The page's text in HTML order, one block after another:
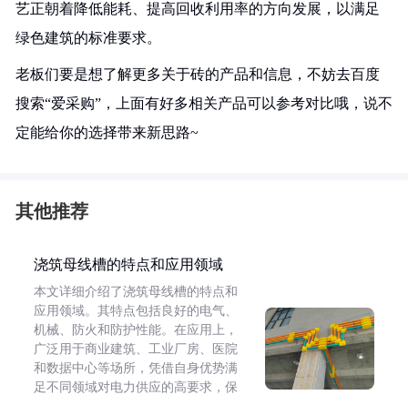
艺正朝着降低能耗、提高回收利用率的方向发展，以满足
绿色建筑的标准要求。
老板们要是想了解更多关于砖的产品和信息，不妨去百度
搜索“爱采购”，上面有好多相关产品可以参考对比哦，说不
定能给你的选择带来新思路~
其他推荐
浇筑母线槽的特点和应用领域
本文详细介绍了浇筑母线槽的特点和
应用领域。其特点包括良好的电气、
机械、防火和防护性能。在应用上，
广泛用于商业建筑、工业厂房、医院
和数据中心等场所，凭借自身优势满
足不同领域对电力供应的高要求，保